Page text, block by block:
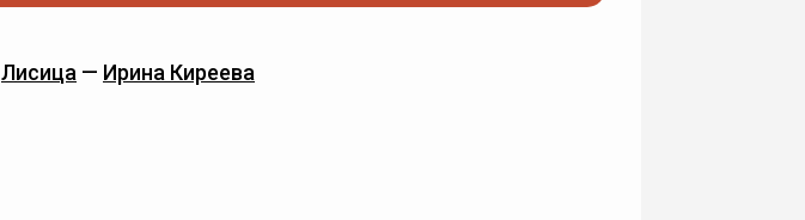
Лисица — Ирина Киреева